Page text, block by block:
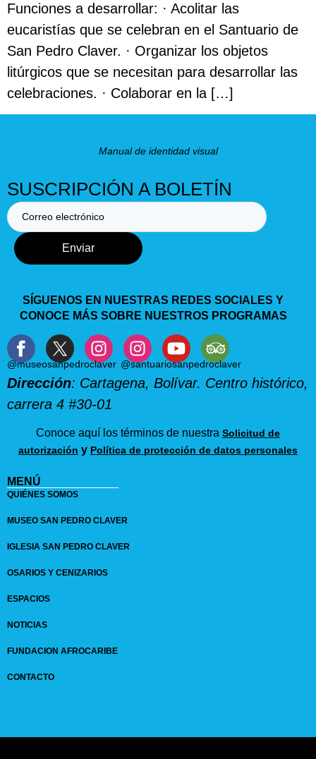
Funciones a desarrollar: · Acolitar las
eucaristías que se celebran en el Santuario de
San Pedro Claver. · Organizar los objetos
litúrgicos que se necesitan para desarrollar las
celebraciones. · Colaborar en la […]
Manual de identidad visual
SUSCRIPCIÓN A BOLETÍN
Enviar
SÍGUENOS EN NUESTRAS REDES SOCIALES Y
CONOCE MÁS SOBRE NUESTROS PROGRAMAS
@museosanpedroclaver @santuariosanpedroclaver
Dirección: Cartagena, Bolívar. Centro histórico,
carrera 4 #30-01
Conoce aquí los términos de nuestra Solicitud de
autorización y Política de protección de datos personales
MENÚ
QUIÉNES SOMOS
MUSEO SAN PEDRO CLAVER
IGLESIA SAN PEDRO CLAVER
OSARIOS Y CENIZARIOS
ESPACIOS
NOTICIAS
FUNDACION AFROCARIBE
CONTACTO